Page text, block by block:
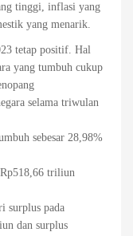
tinggi, inflasi yang
yang menarik.
tetap positif. Hal
yang tumbuh cukup
selama triwulan
sebesar 28,98%
Rp518,66 triliun
surplus pada
dan surplus